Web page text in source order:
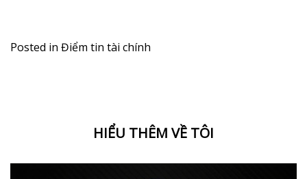
Posted in Điểm tin tài chính
HIỂU THÊM VỀ TÔI